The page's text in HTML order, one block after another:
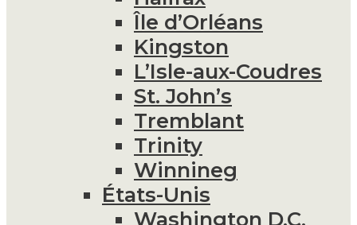
Île d’Orléans
Kingston
L’Isle-aux-Coudres
St. John’s
Tremblant
Trinity
Winnineg
États-Unis
Washington D.C.